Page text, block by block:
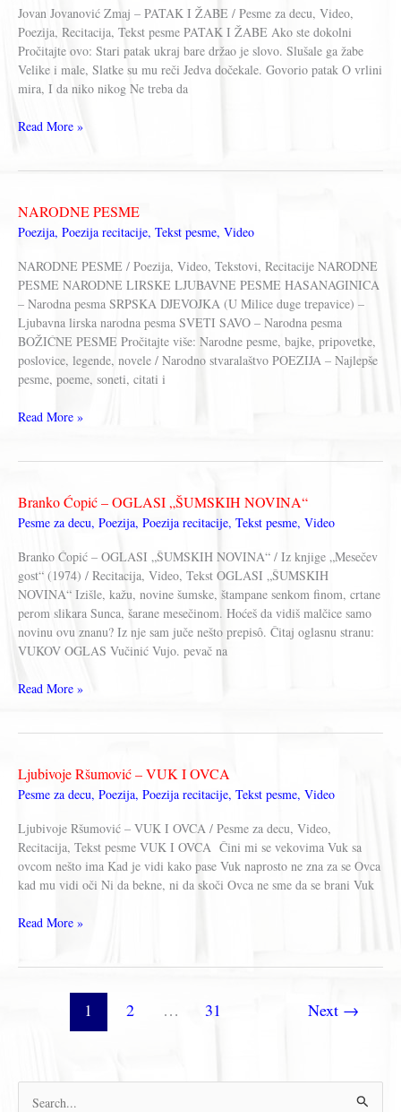
Jovan Jovanović Zmaj – PATAK I ŽABE / Pesme za decu, Video,
Poezija, Recitacija, Tekst pesme PATAK I ŽABE Ako ste dokolni
Pročitajte ovo: Stari patak ukraj bare držao je slovo. Slušale ga žabe
Velike i male, Slatke su mu reči Jedva dočekale. Govorio patak O vrlini
mira, I da niko nikog Ne treba da
Jovan
I
ŽABE
Read More »
NARODNE PESME
Poezija, Poezija recitacije, Tekst pesme, Video
NARODNE PESME / Poezija, Video, Tekstovi, Recitacije NARODNE
PESME NARODNE LIRSKE LJUBAVNE PESME HASANAGINICA
– Narodna pesma SRPSKA DJEVOJKA (U Milice duge trepavice) –
Ljubavna lirska narodna pesma SVETI SAVO – Narodna pesma
BOŽIĆNE PESME Pročitajte više: Narodne pesme, bajke, pripovetke,
poslovice, legende, novele / Narodno stvaralaštvo POEZIJA – Najlepše
pesme, poeme, soneti, citati i
NARODNE
Read More »
Branko Ćopić – OGLASI „ŠUMSKIH NOVINA“
Pesme za decu, Poezija, Poezija recitacije, Tekst pesme, Video
Branko Ćopić – OGLASI „ŠUMSKIH NOVINA“ / Iz knjige „Mesečev
gost“ (1974) / Recitacija, Video, Tekst OGLASI „ŠUMSKIH
NOVINA“ Izišle, kažu, novine šumske, štampane senkom finom, crtane
perom slikara Sunca, šarane mesečinom. Hoćeš da vidiš malčice samo
novinu ovu znanu? Iz nje sam juče nešto prepisô. Čitaj oglasnu stranu:
VUKOV OGLAS Vučinić Vujo. pevač na
Branko
NOVINA“
Read More »
Ljubivoje Ršumović – VUK I OVCA
Pesme za decu, Poezija, Poezija recitacije, Tekst pesme, Video
Ljubivoje Ršumović – VUK I OVCA / Pesme za decu, Video,
Recitacija, Tekst pesme VUK I OVCA Čini mi se vekovima Vuk sa
ovcom nešto ima Kad je vidi kako pase Vuk naprosto ne zna za se Ovca
kad mu vidi oči Ni da bekne, ni da skoči Ovca ne sme da se brani Vuk
Ljubivoje
Read More »
1 2 … 31 Next →